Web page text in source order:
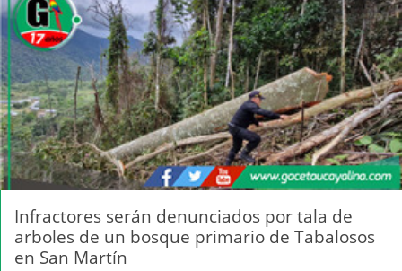
Infractores serán denunciados por tala de
arboles de un bosque primario de Tabalosos
en San Martín